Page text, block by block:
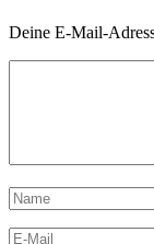
Deine E-Mail-